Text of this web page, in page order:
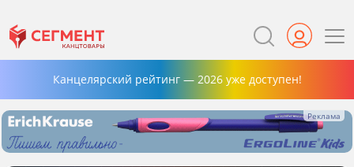
Канцелярский рейтинг — 2026 уже доступен!